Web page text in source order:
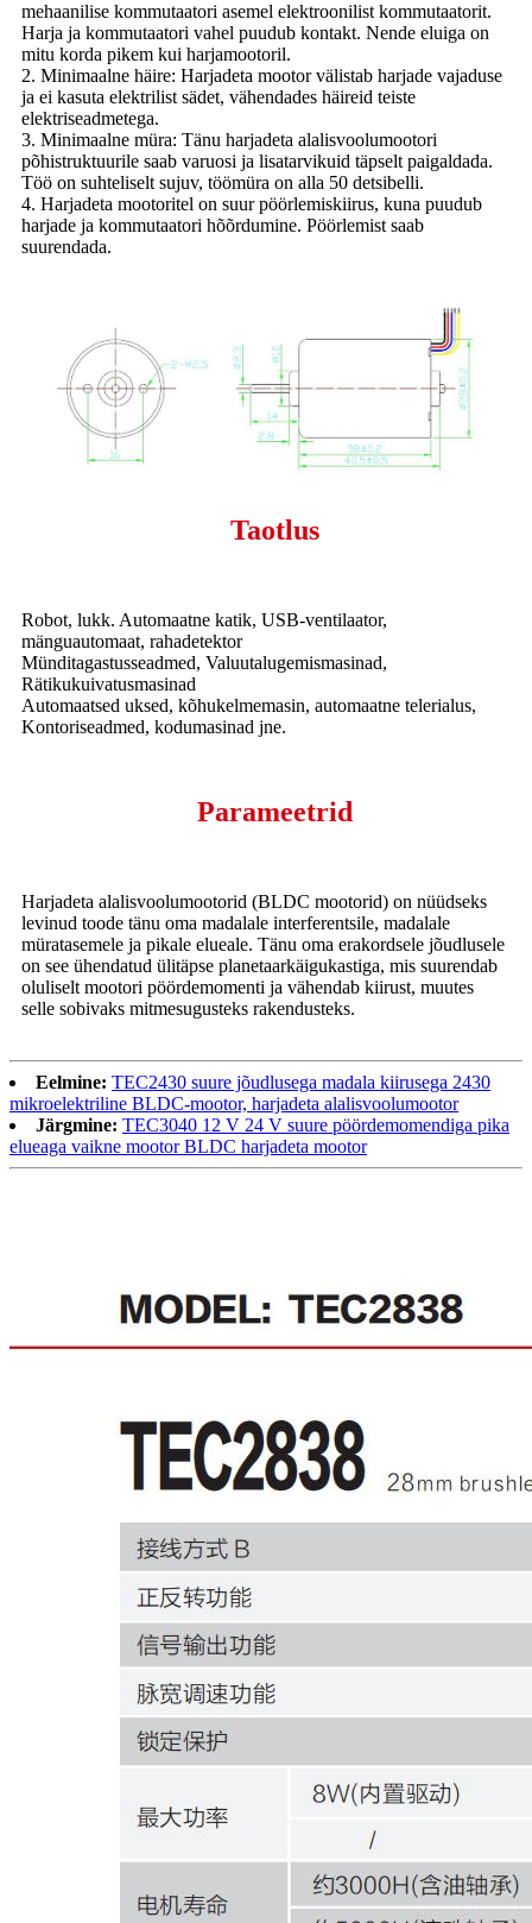
mehaanilise kommutaatori asemel elektroonilist kommutaatorit.
Harja ja kommutaatori vahel puudub kontakt. Nende eluiga on
mitu korda pikem kui harjamootoril.
2. Minimaalne häire: Harjadeta mootor välistab harjade vajaduse
ja ei kasuta elektrilist sädet, vähendades häireid teiste
elektriseadmetega.
3. Minimaalne müra: Tänu harjadeta alalisvoolumootori
põhistruktuurile saab varuosi ja lisatarvikuid täpselt paigaldada.
Töö on suhteliselt sujuv, töömüra on alla 50 detsibelli.
4. Harjadeta mootoritel on suur pöörlemiskiirus, kuna puudub
harjade ja kommutaatori hõõrdumine. Pöörlemist saab
suurendada.
Taotlus
Robot, lukk. Automaatne katik, USB-ventilaator,
mänguautomaat, rahadetektor
Münditagastusseadmed, Valuutalugemismasinad,
Rätikukuivatusmasinad
Automaatsed uksed, kõhukelmemasin, automaatne telerialus,
Kontoriseadmed, kodumasinad jne.
Parameetrid
Harjadeta alalisvoolumootorid (BLDC mootorid) on nüüdseks
levinud toode tänu oma madalale interferentsile, madalale
müratasemele ja pikale elueale. Tänu oma erakordsele jõudlusele
on see ühendatud ülitäpse planetaarkäigukastiga, mis suurendab
oluliselt mootori pöördemomenti ja vähendab kiirust, muutes
selle sobivaks mitmesugusteks rakendusteks.
Eelmine: TEC2430 suure jõudlusega madala kiirusega 2430
mikroelektriline BLDC-mootor, harjadeta alalisvoolumootor
Järgmine: TEC3040 12 V 24 V suure pöördemomendiga pika
elueaga vaikne mootor BLDC harjadeta mootor